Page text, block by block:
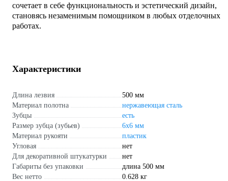
сочетает в себе функциональность и эстетический дизайн,
становясь незаменимым помощником в любых отделочных
работах.
Характеристики
Длина лезвия
500 мм
Материал полотна
нержавеющая сталь
Зубцы
есть
Размер зубца (зубьев)
6х6 мм
Материал рукояти
пластик
Угловая
нет
Для декоративной штукатурки
нет
Габариты без упаковки
длина 500 мм
Вес нетто
0.628 кг